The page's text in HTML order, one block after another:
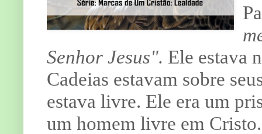
Senhor Jesus". Ele estava
Cadeias estavam sobre
estava livre. Ele era um
um homem livre em